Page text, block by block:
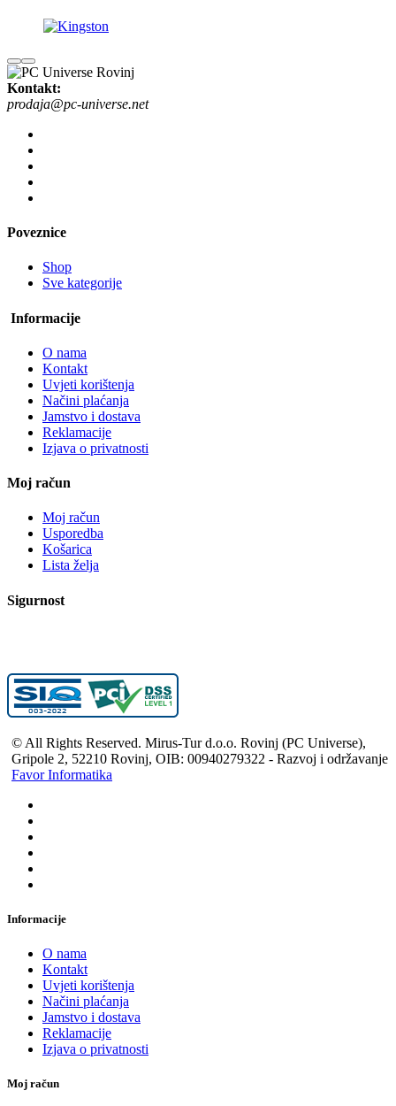
Kontakt:
prodaja@pc-universe.net
Poveznice
Shop
Sve kategorije
Informacije
O nama
Kontakt
Uvjeti korištenja
Načini plaćanja
Jamstvo i dostava
Reklamacije
Izjava o privatnosti
Moj račun
Moj račun
Usporedba
Košarica
Lista želja
Sigurnost
© All Rights Reserved. Mirus-Tur d.o.o. Rovinj (PC Universe),
Gripole 2, 52210 Rovinj, OIB: 00940279322 - Razvoj i održavanje
Favor Informatika
Informacije
O nama
Kontakt
Uvjeti korištenja
Načini plaćanja
Jamstvo i dostava
Reklamacije
Izjava o privatnosti
Moj račun